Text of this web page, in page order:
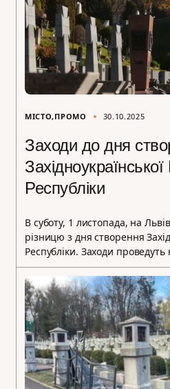
МІСТО ПРОМО 30.10.2025
Заходи до дня
Республіки
В суботу, 1 листопада, на
різницю з дня створення
Республіки. Заходи